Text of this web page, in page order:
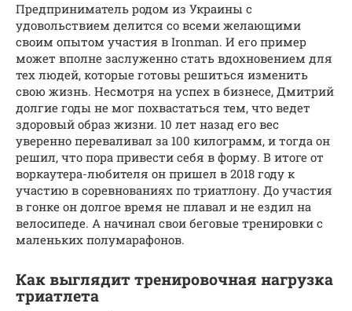
Предприниматель родом из Украины с
удовольствием делится со всеми желающими
своим опытом участия в Ironman. И его пример
может вполне заслуженно стать вдохновением для
тех людей, которые готовы решиться изменить
свою жизнь. Несмотря на успех в бизнесе, Дмитрий
долгие годы не мог похвастаться тем, что ведет
здоровый образ жизни. 10 лет назад его вес
уверенно переваливал за 100 килограмм, и тогда он
решил, что пора привести себя в форму. В итоге от
воркаутера-любителя он пришел в 2018 году к
участию в соревнованиях по триатлону. До участия
в гонке он долгое время не плавал и не ездил на
велосипеде. А начинал свои беговые тренировки с
маленьких полумарафонов.
Как выглядит тренировочная нагрузка
триатлета